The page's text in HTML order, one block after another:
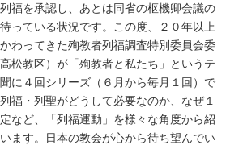
福を承認し、あとは同省の枢機卿会議の
っている状況です。この度、２０年以上
わってきた殉教者列福調査特別委員会委
松教区）が「殉教者と私たち」というテ
に４回シリーズ（６月から毎月１回）で
福・列聖がどうして必要なのか、なぜ１
など、「列福運動」を様々な角度から紹
ます。日本の教会が心から待ち望んでい